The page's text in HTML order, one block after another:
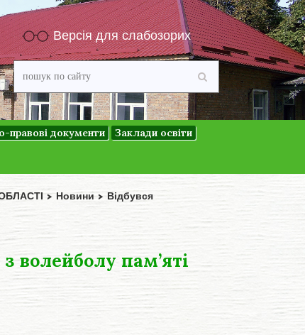
Версія для слабозорих
правові документи
Заклади освіти
> Новини> Відбувся
волейболу пам’яті